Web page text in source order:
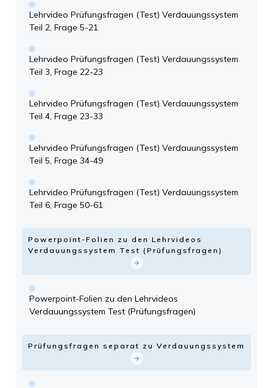
Lehrvideo Prüfungsfragen (Test) Verdauungssystem
Teil 2, Frage 5-21
Lehrvideo Prüfungsfragen (Test) Verdauungssystem
Teil 3, Frage 22-23
Lehrvideo Prüfungsfragen (Test) Verdauungssystem
Teil 4, Frage 23-33
Lehrvideo Prüfungsfragen (Test) Verdauungssystem
Teil 5, Frage 34-49
Lehrvideo Prüfungsfragen (Test) Verdauungssystem
Teil 6, Frage 50-61
Powerpoint-Folien zu den Lehrvideos
Verdauungssystem Test (Prüfungsfragen)
Powerpoint-Folien zu den Lehrvideos
Verdauungssystem Test (Prüfungsfragen)
Prüfungsfragen separat zu Verdauungssystem